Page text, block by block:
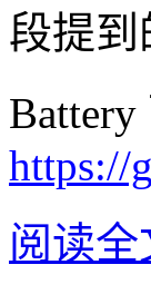
段提到
Battery
https://
阅读全